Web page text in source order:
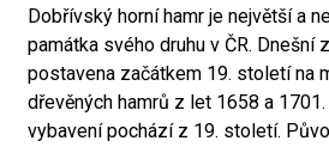
Dobřívský horní hamr je největší a
památka svého druhu v ČR. Dnešní
postavena začátkem 19. století na
dřevěných hamrů z let 1658 a
vybavení pochází z 19. století.